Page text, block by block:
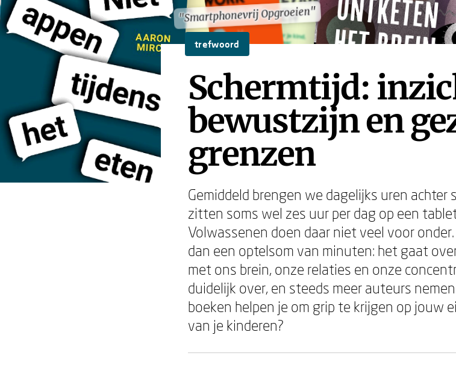
"Smartphonevrij Opgroeien"
"Smartphonevrij Opgroeien"
trefwoord
Schermtijd:
bewustzijn en
grenzen
Gemiddeld brengen we dagelijks uren achter
zitten soms wel zes uur per dag op een
Volwassenen doen daar niet veel voor
dan een optelsom van minuten: het gaat
met ons brein, onze relaties en onze
duidelijk over, en steeds meer auteurs
boeken helpen je om grip te krijgen op jouw
van je kinderen?